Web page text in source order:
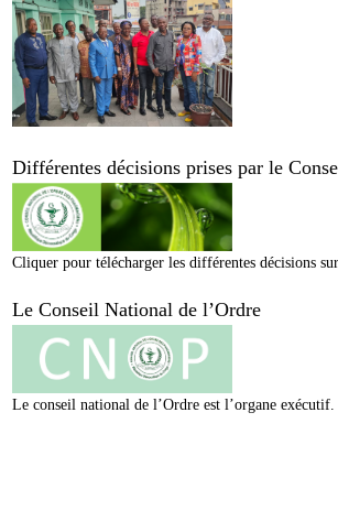
Différentes décisions prises par le
Cliquer pour télécharger les différentes décisions
Le Conseil National de l’Ordre
Le conseil national de l’Ordre est l’organe